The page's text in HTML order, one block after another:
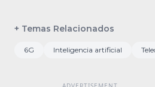
+ Temas Relacionados
6G Inteligencia artificial